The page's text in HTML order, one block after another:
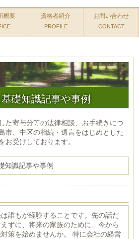
概要 資格者紹介
PROFILE
お問い合わせ
CONTACT
礎知識記事や事例
た寄与分等の法律相談、お手続きにつ
市、中区の相続・遺言をはじめとした
お受けしております。
知識記事や事例
誰もが経験することです。先の話だ
えずに、将来の家族のために、今から
策を始めませんか。 特に会社の経営